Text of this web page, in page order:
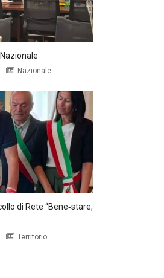
Nazionale
di Rete “Bene‑stare,
Territorio